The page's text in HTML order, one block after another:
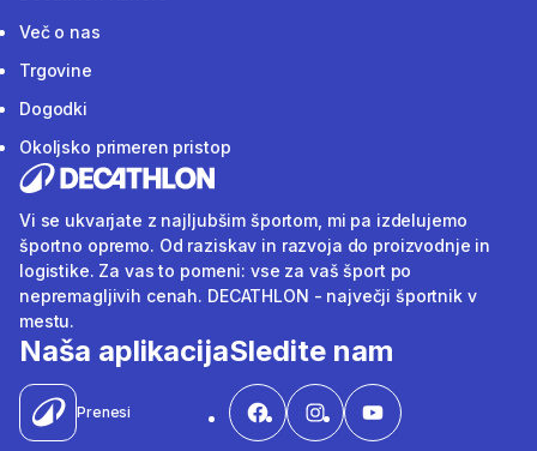
Več o nas
Trgovine
Dogodki
Okoljsko primeren pristop
Vi se ukvarjate z najljubšim športom, mi pa izdelujemo
športno opremo. Od raziskav in razvoja do proizvodnje in
logistike. Za vas to pomeni: vse za vaš šport po
nepremagljivih cenah. DECATHLON - največji športnik v
mestu.
Naša aplikacija
Prenesi
Sledite nam